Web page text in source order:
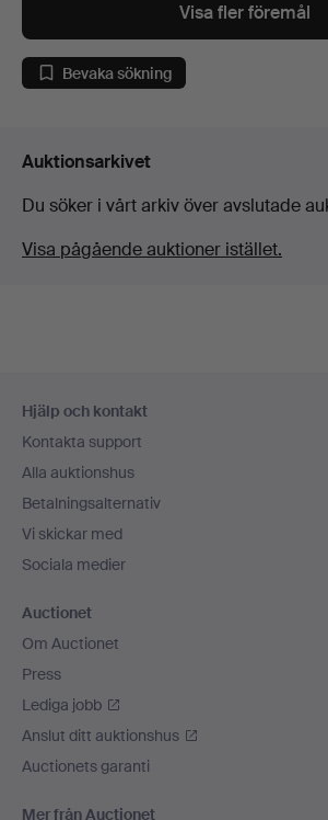
Visa fler föremål
Bevaka sökning
Auktionsarkivet
Du söker i vårt arkiv över avslutade
Visa pågående auktioner istället.
Hjälp och kontakt
Kontakta support
Alla auktionshus
Betalningsalternativ
Vi skickar med
Sociala medier
Auctionet
Om Auctionet
Press
Lediga jobb
Anslut ditt auktionshus
Auctionets garanti
Mer från Auctionet